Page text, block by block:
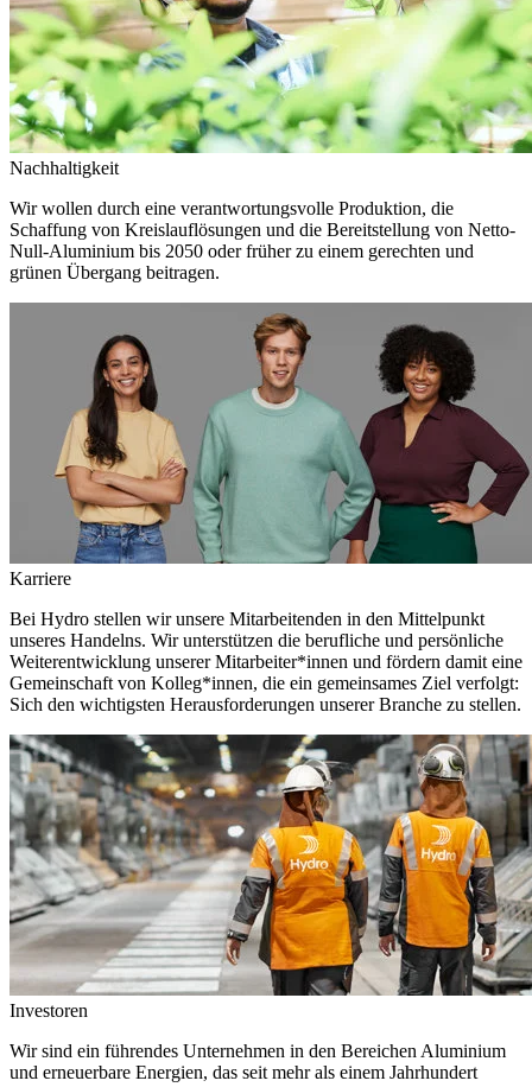
Nachhaltigkeit
Wir wollen durch eine verantwortungsvolle Produktion, die
Schaffung von Kreislauflösungen und die Bereitstellung von Netto-
Null-Aluminium bis 2050 oder früher zu einem gerechten und
grünen Übergang beitragen.
Karriere
Bei Hydro stellen wir unsere Mitarbeitenden in den Mittelpunkt
unseres Handelns. Wir unterstützen die berufliche und persönliche
Weiterentwicklung unserer Mitarbeiter*innen und fördern damit eine
Gemeinschaft von Kolleg*innen, die ein gemeinsames Ziel verfolgt:
Sich den wichtigsten Herausforderungen unserer Branche zu stellen.
Investoren
Wir sind ein führendes Unternehmen in den Bereichen Aluminium
und erneuerbare Energien, das seit mehr als einem Jahrhundert